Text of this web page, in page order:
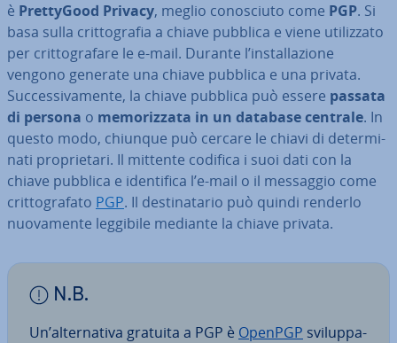
è Pret­ty­Good Privacy, meglio co­no­sciu­to come PGP. Si
basa sulla crit­to­gra­fia a chiave pubblica e viene uti­liz­za­to
per crit­to­gra­fa­re le e-mail. Durante l’in­stal­la­zio­ne
vengono generate una chiave pubblica e una privata.
Suc­ces­si­va­men­te, la chiave pubblica può essere passata
di persona o me­mo­riz­za­ta in un database centrale. In
questo modo, chiunque può cercare le chiavi di de­ter­mi­
na­ti pro­prie­ta­ri. Il mittente codifica i suoi dati con la
chiave pubblica e iden­ti­fi­ca l’e-mail o il messaggio come
crit­to­gra­fa­to PGP. Il de­sti­na­ta­rio può quindi renderlo
nuo­va­men­te leggibile mediante la chiave privata.
N.B.
Un’al­ter­na­ti­va gratuita a PGP è OpenPGP svi­lup­pa­